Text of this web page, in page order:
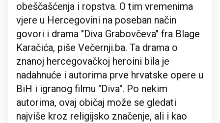
obeščašćenja i ropstva. O tim vremenima
vjere u Hercegovini na poseban način
govori i drama "Diva Grabovčeva" fra Blage
Karačića, piše Večernji.ba. Ta drama o
znanoj hercegovačkoj heroini bila je
nadahnuće i autorima prve hrvatske opere u
BiH i igranog filmu "Diva". Po nekim
autorima, ovaj običaj može se gledati
najviše kroz religijsko značenje, ali i kao